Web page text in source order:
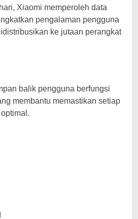
Xiaomi memperoleh data
pengalaman pengguna
ke jutaan perangkat
balik pengguna berfungsi
membantu memastikan setiap